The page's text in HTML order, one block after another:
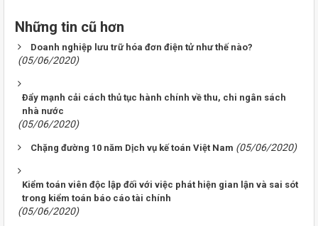
Những tin cũ hơn
Doanh nghiệp lưu trữ hóa đơn điện tử như thế nào?
(05/06/2020)
Ðẩy mạnh cải cách thủ tục hành chính về thu, chi ngân sách
nhà nước
(05/06/2020)
Chặng đường 10 năm Dịch vụ kế toán Việt Nam (05/06/2020)
Kiểm toán viên độc lập đối với việc phát hiện gian lận và sai sót
trong kiểm toán báo cáo tài chính
(05/06/2020)